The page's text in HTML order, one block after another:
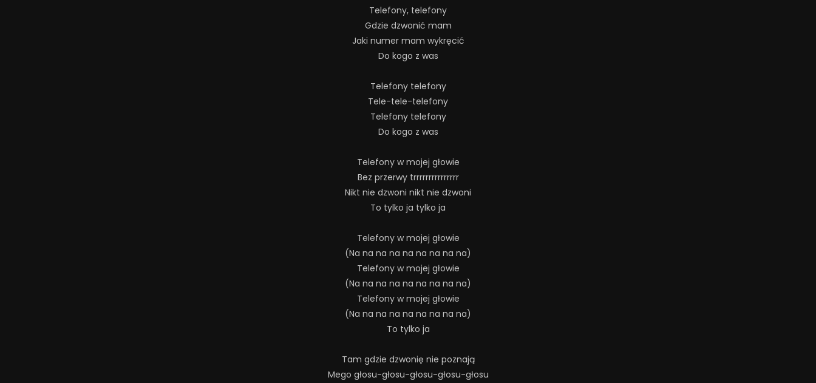
Telefony, telefony
Gdzie dzwonić mam
Jaki numer mam wykręcić
Do kogo z was
Telefony telefony
Tele-tele-telefony
Telefony telefony
Do kogo z was
Telefony w mojej głowie
Bez przerwy trrrrrrrrrrrrrrr
Nikt nie dzwoni nikt nie dzwoni
To tylko ja tylko ja
Telefony w mojej głowie
(Na na na na na na na na na)
Telefony w mojej głowie
(Na na na na na na na na na)
Telefony w mojej głowie
(Na na na na na na na na na)
To tylko ja
Tam gdzie dzwonię nie poznają
Mego głosu-głosu-głosu-głosu-głosu